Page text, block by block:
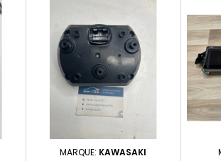
MARQUE: KAWASAKI